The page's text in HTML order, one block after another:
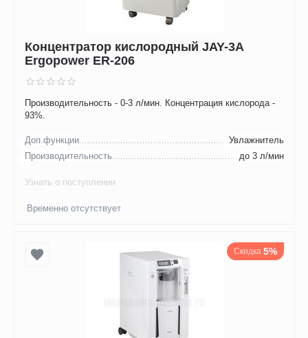
Концентратор кислородный JAY-3А
Ergopower ER-206
Производительность - 0-3 л/мин. Концентрация кислорода -
93%.
Доп.функции
Увлажнитель
Производительность
до 3 л/мин
Узнать о поступлении
Временно отсутствует
Скидка 5%